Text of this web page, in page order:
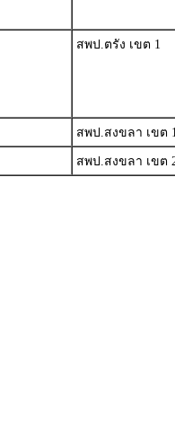
สพป.ตรัง เขต 1
สพป.สงขลา เขต
สพป.สงขลา เขต